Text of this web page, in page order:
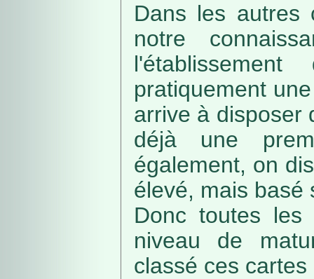
Dans les autres
notre
pratiquement
arrive à disposer
déjà une
également, on
élevé, mais basé
Donc toutes
niveau de
classé ces